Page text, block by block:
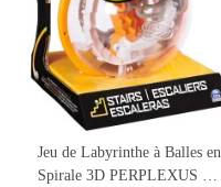
Jeu de Labyrinthe à Balles en
Spirale 3D PERPLEXUS Go